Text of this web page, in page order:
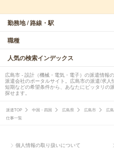
勤務地 / 路線・駅
職種
人気の検索インデックス
広島市 - 設計（機械・電気・電子）の派遣情報
派遣会社のポータルサイト。広島市の派遣/求人
短期などの希望条件から、あなたにピッタリの
探せます。
派遣TOP 中国・四国 広島県 広島市 広
仕事一覧
個人情報の取り扱いについて